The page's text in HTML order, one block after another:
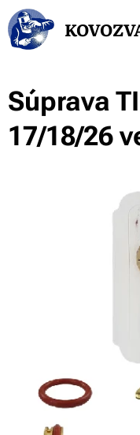
Súprava
17/18/26